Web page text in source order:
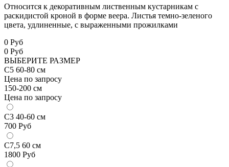
Относится к декоративным лиственным кустарникам с
раскидистой кроной в форме веера. Листья темно-зеленого
цвета, удлиненные, с выраженными прожилками
0 Руб
0 Руб
ВЫБЕРИТЕ РАЗМЕР
С5 60-80 см
Цена по запросу
150-200 см
Цена по запросу
С3 40-60 см
700 Руб
С7,5 60 см
1800 Руб